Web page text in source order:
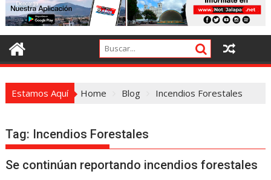
Estamos Aquí Home Blog Incendios Forestales
Tag: Incendios Forestales
Se continúan reportando incendios forestales